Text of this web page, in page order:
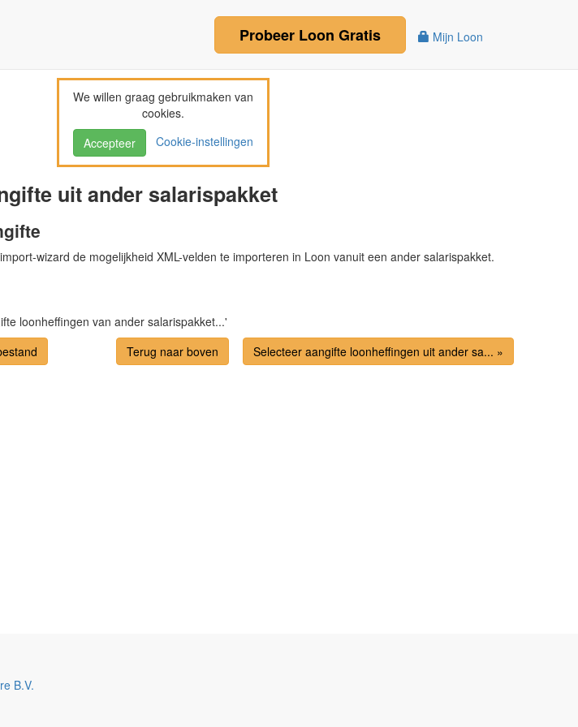
Mijn Loon
Probeer Loon Gratis
We willen graag gebruikmaken van
cookies.
Accepteer
Cookie-instellingen
uit ander salarispakket
wizard de mogelijkheid XML-velden te importeren in Loon vanuit een ander salarispakket.
loonheffingen van ander salarispakket...'
Terug naar boven Selecteer aangifte loonheffingen uit ander sa... »
B.V.